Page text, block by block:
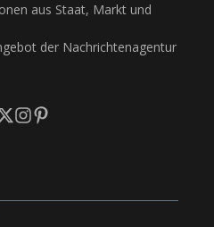
aus Staat, Markt und
der Nachrichtenagentur